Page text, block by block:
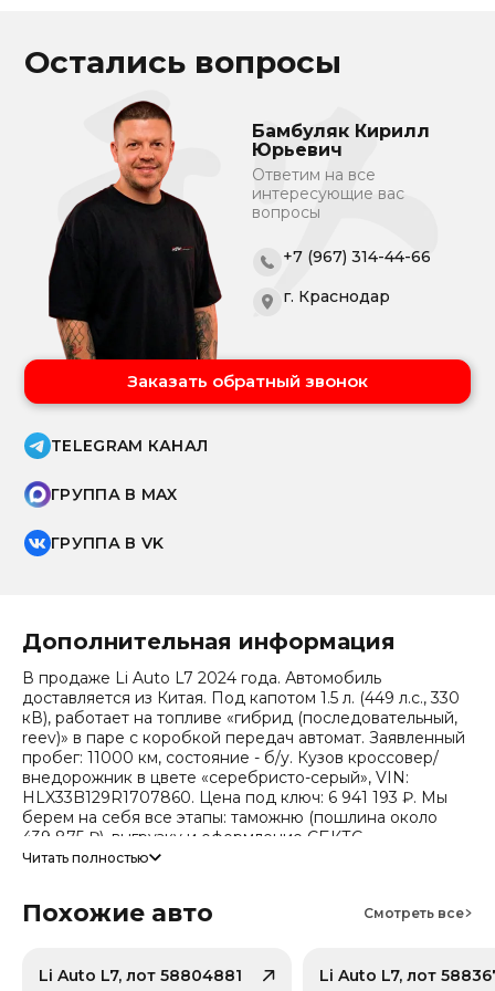
Остались вопросы
Бамбуляк Кирилл
Юрьевич
Ответим на все
интересующие вас
вопросы
+7 (967) 314-44-66
г. Краснодар
Заказать обратный звонок
TELEGRAM КАНАЛ
ГРУППА В MAX
ГРУППА В VK
Дополнительная информация
В продаже Li Auto L7 2024 года. Автомобиль
доставляется из Китая. Под капотом 1.5 л. (449 л.с., 330
кВ), работает на топливе «гибрид (последовательный,
reev)» в паре с коробкой передач автомат. Заявленный
пробег: 11000 км, состояние - б/у. Кузов кроссовер/
внедорожник в цвете «серебристо-серый», VIN:
HLX33B129R1707860. Цена под ключ: 6 941 193 ₽. Мы
берем на себя все этапы: таможню (пошлина около
439 875 ₽), выгрузку и оформление СБКТС.
отчет об авто и смету доставки. Мы на связи 24/7.
снижение 25.2%). Важно: расчет без учета пошлин и
Читать полностью
Похожие авто Смотреть все
Li Auto L7, лот 58804881 Li Auto L7, лот